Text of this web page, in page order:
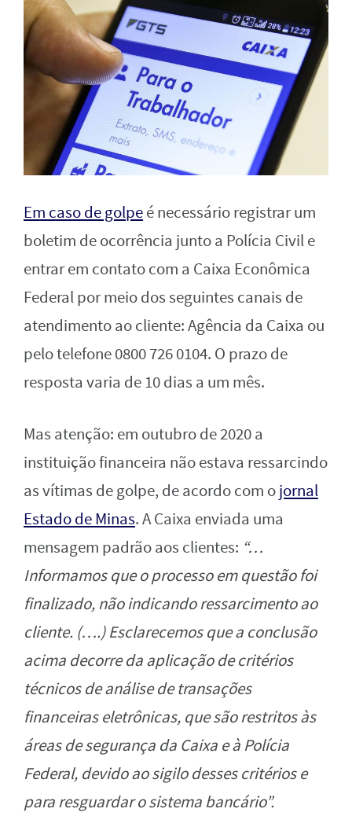
Em caso de golpeé necessário registrar um
boletim de ocorrência junto a Polícia Civil e
entrar em contato com a Caixa Econômica
Federal por meio dos seguintes canais de
atendimento ao cliente: Agência da Caixa ou
pelo telefone 0800 726 0104. O prazo de
resposta varia de 10 dias a um mês.
Mas atenção: em outubro de 2020 a
instituição financeira não estava ressarcindo
as vítimas de golpe, de acordo com ojornal
Estado de Minas. A Caixa enviada uma
mensagem padrão aos clientes: “…
Informamos que o processo em questão foi
finalizado, não indicando ressarcimento ao
cliente. (….) Esclarecemos que a conclusão
acima decorre da aplicação de critérios
técnicos de análise de transações
financeiras eletrônicas, que são restritos às
áreas de segurança da Caixa e à Polícia
Federal, devido ao sigilo desses critérios e
para resguardar o sistema bancário”.